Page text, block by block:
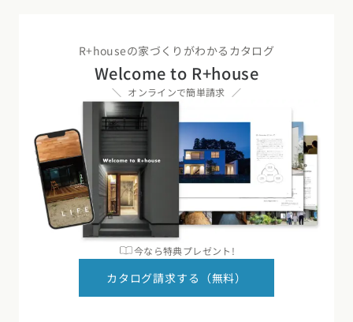
R+houseの家づくりがわかるカタログ
Welcome to R+house
オンラインで簡単請求
今なら特典プレゼント!
カタログ請求する（無料）